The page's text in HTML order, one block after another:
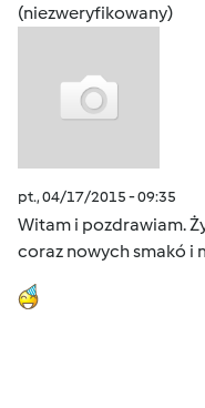
(niezweryfikowany)
pt., 04/17/2015 - 09:35
Witam i pozdrawiam.
coraz nowych smakó i